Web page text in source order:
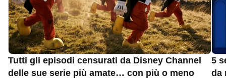
Tutti gli episodi censurati da Disney Channel
delle sue serie più amate… con più o meno
5
da